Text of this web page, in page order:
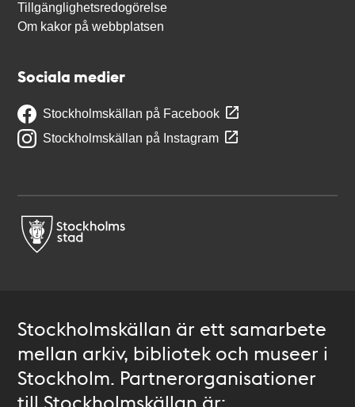
Tillgänglighetsredogörelse
Om kakor på webbplatsen
Sociala medier
Stockholmskällan på Facebook
Stockholmskällan på Instagram
Stockholmskällan är ett samarbete
mellan arkiv, bibliotek och museer i
Stockholm. Partnerorganisationer
till Stockholmskällan är: